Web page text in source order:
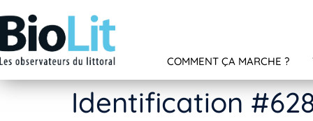
COMMENT ÇA MARCHE ?
Identification